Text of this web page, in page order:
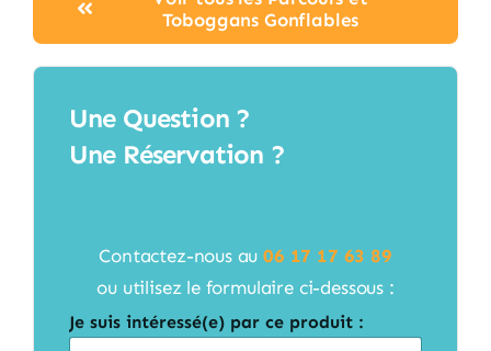
Toboggans Gonflables
Une Question ?
Une Réservation ?
Contactez-nous au06 17 17 63 89
ou utilisez le formulaire ci-dessous :
Je suis intéressé(e) par ce produit :